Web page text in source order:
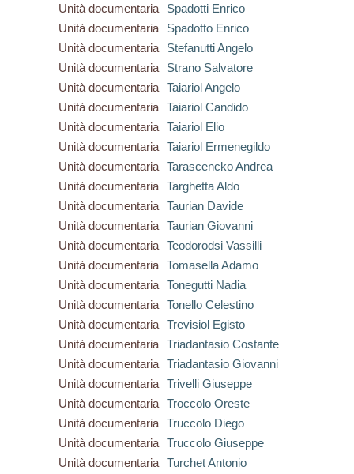
Unità documentaria
Spadotti Enrico
Unità documentaria
Spadotto Enrico
Unità documentaria
Stefanutti Angelo
Unità documentaria
Strano Salvatore
Unità documentaria
Taiariol Angelo
Unità documentaria
Taiariol Candido
Unità documentaria
Taiariol Elio
Unità documentaria
Taiariol Ermenegildo
Unità documentaria
Tarascencko Andrea
Unità documentaria
Targhetta Aldo
Unità documentaria
Taurian Davide
Unità documentaria
Taurian Giovanni
Unità documentaria
Teodorodsi Vassilli
Unità documentaria
Tomasella Adamo
Unità documentaria
Tonegutti Nadia
Unità documentaria
Tonello Celestino
Unità documentaria
Trevisiol Egisto
Unità documentaria
Triadantasio Costante
Unità documentaria
Triadantasio Giovanni
Unità documentaria
Trivelli Giuseppe
Unità documentaria
Troccolo Oreste
Unità documentaria
Truccolo Diego
Unità documentaria
Truccolo Giuseppe
Unità documentaria
Turchet Antonio